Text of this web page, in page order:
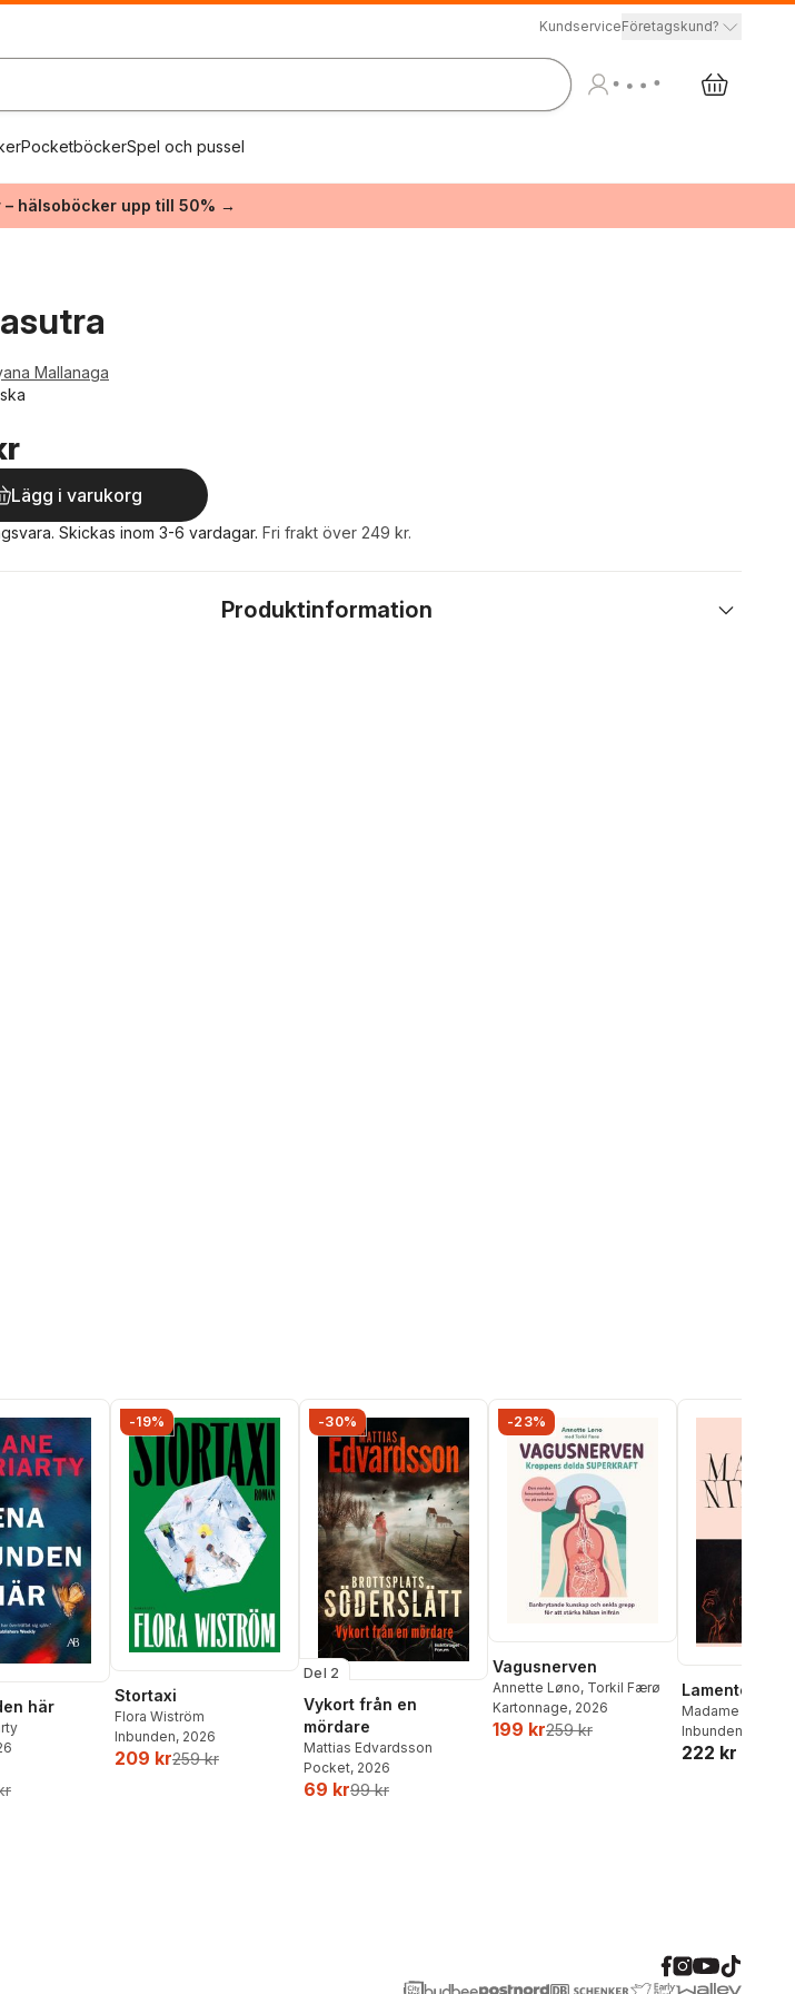
KundserviceFöretagskund?
PocketböckerSpel och pussel
– hälsoböcker upp till 50% →
Mallanaga
Lägg i varukorg
Skickas inom 3-6 vardagar. Fri frakt över 249 kr.
Produktinformation
här
Totalt antal röster:
-19%
Stortaxi
Flora Wiström
Inbunden, 2026
209 kr259 kr
-30%
Del 2
Vykort från en
mördare
Mattias Edvardsson
Pocket, 2026
69 kr99 kr
-23%
Vagusnerven
Annette Løno, Torkil Færø
Kartonnage, 2026
199 kr259 kr
Lamento
Madame Nielsen
Inbunden
222 kr